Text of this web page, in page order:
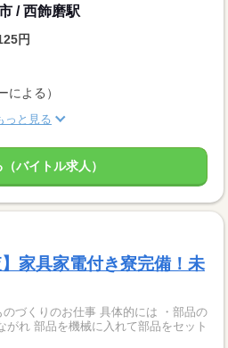
/ 西飾磨駅
円
による）
っと見る
バイトル求人）
】家具家電付き寮完備！未
づくりのお仕事 具体的には ・部品の
がれ 部品を機械に入れて部品をセット